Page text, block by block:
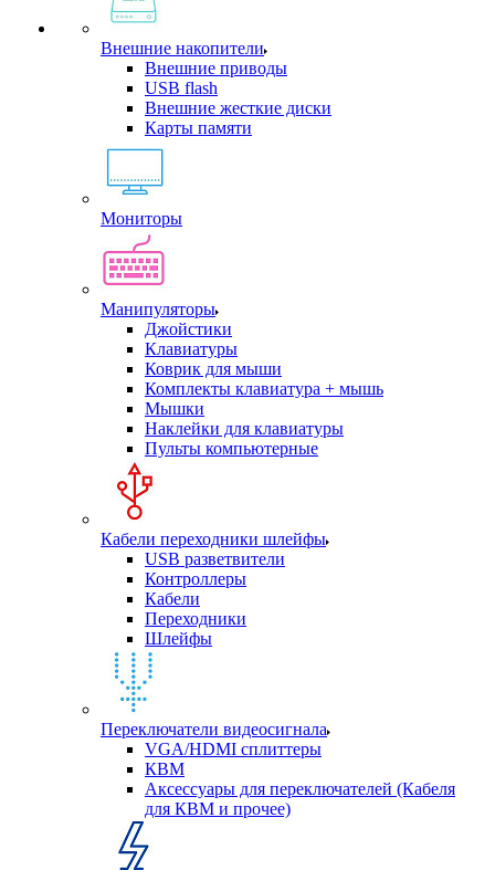
Внешние накопители
Внешние приводы
USB flash
Внешние жесткие диски
Карты памяти
Мониторы
Манипуляторы
Джойстики
Клавиатуры
Коврик для мыши
Комплекты клавиатура + мышь
Мышки
Наклейки для клавиатуры
Пульты компьютерные
Кабели переходники шлейфы
USB разветвители
Контроллеры
Кабели
Переходники
Шлейфы
Переключатели видеосигнала
VGA/HDMI сплиттеры
КВМ
Аксессуары для переключателей (Кабеля
для КВМ и прочее)